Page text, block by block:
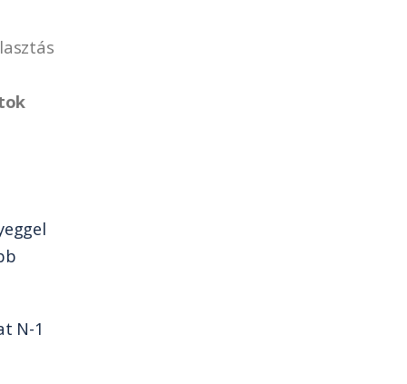
N-1